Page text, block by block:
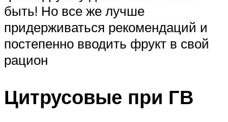
быть! Но все же лучше
придерживаться рекомендаций и
постепенно вводить фрукт в свой
рацион
Цитрусовые при ГВ